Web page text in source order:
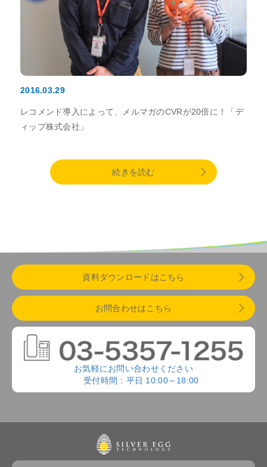
2016.03.29
レコメンド導入によって、メルマガのCVRが20倍に！「デ
ィップ株式会社」
続きを読む
資料ダウンロードはこちら
お問合わせはこちら
お気軽にお問い合わせください
受付時間：平日 10:00～18:00